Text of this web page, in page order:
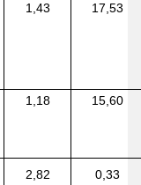
1,43 17,53
1,18 15,60
2,82 0,33